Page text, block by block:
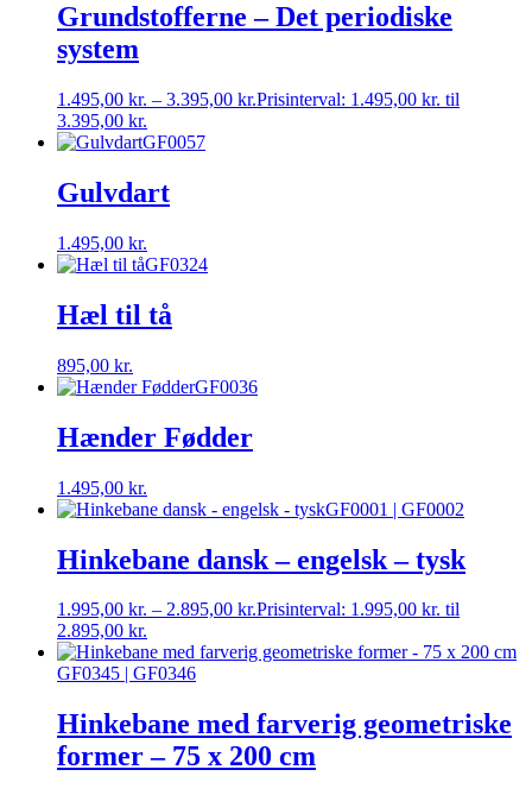
Grundstofferne – Det periodiske
system
1.495,00 kr. – 3.395,00 kr.Prisinterval: 1.495,00 kr. til
3.395,00 kr.
GF0057
Gulvdart
1.495,00 kr.
GF0324
Hæl til tå
895,00 kr.
GF0036
Hænder Fødder
1.495,00 kr.
GF0001 | GF0002
Hinkebane dansk – engelsk – tysk
1.995,00 kr. – 2.895,00 kr.Prisinterval: 1.995,00 kr. til
2.895,00 kr.
GF0345 | GF0346
Hinkebane med farverig geometriske
former – 75 x 200 cm